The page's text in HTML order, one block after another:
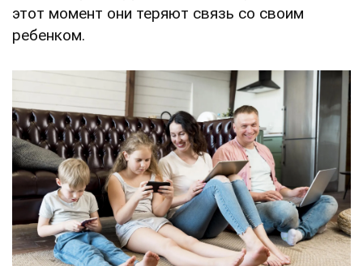
этот момент они теряют связь со своим
ребенком.